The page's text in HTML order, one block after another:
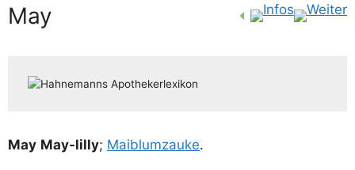
May
May May-lil­ly; Mai­blumz­au­ke.